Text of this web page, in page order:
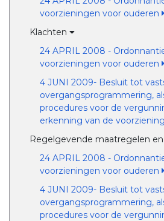
voorzieningen voor ouderen
Klachten
24 APRIL 2008 -
voorzieningen voor ouderen
4 JUNI 2009- Besluit tot
overgangsprogrammering,
procedures voor de
erkenning van de
Regelgevende maatregelen
24 APRIL 2008 -
voorzieningen voor ouderen
4 JUNI 2009- Besluit tot
overgangsprogrammering,
procedures voor de